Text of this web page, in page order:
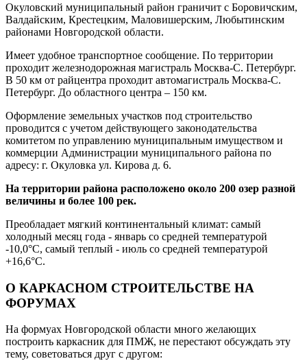
Окуловский муниципальный район граничит с Боровичским,
Валдайским, Крестецким, Маловишерским, Любытинским
районами Новгородской области.
Имеет удобное транспортное сообщение. По территории
проходит железнодорожная магистраль Москва-С. Петербург.
В 50 км от райцентра проходит автомагистраль Москва-С.
Петербург. До областного центра – 150 км.
Оформление земельных участков под строительство
проводится с учетом действующего законодательства
комитетом по управлению муниципальным имуществом и
коммерции Администрации муниципального района по
адресу: г. Окуловка ул. Кирова д. 6.
На территории района расположено около 200 озер разной
величины и более 100 рек.
Преобладает мягкий континентальный климат: самый
холодный месяц года - январь со средней температурой
-10,0°C, самый теплый - июль со средней температурой
+16,6°C.
О КАРКАСНОМ СТРОИТЕЛЬСТВЕ НА
ФОРУМАХ
На формуах Новгородской области много желающих
построить каркасник для ПМЖ, не перестают обсуждать эту
тему, советоваться друг с другом: